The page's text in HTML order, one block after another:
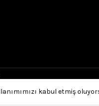
kabul etmiş